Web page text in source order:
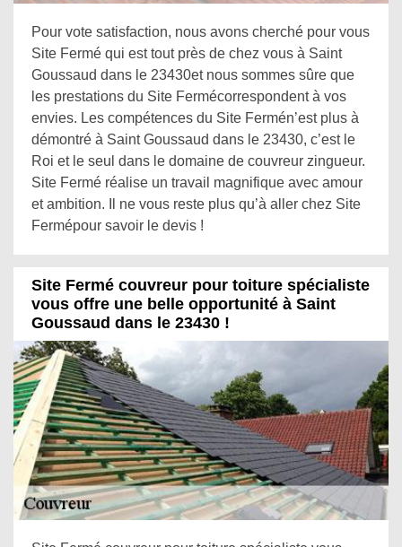
Pour vote satisfaction, nous avons cherché pour vous
Site Fermé qui est tout près de chez vous à Saint
Goussaud dans le 23430et nous sommes sûre que
les prestations du Site Fermécorrespondent à vos
envies. Les compétences du Site Fermén’est plus à
démontré à Saint Goussaud dans le 23430, c’est le
Roi et le seul dans le domaine de couvreur zingueur.
Site Fermé réalise un travail magnifique avec amour
et ambition. Il ne vous reste plus qu’à aller chez Site
Fermépour savoir le devis !
Site Fermé couvreur pour toiture spécialiste
vous offre une belle opportunité à Saint
Goussaud dans le 23430 !